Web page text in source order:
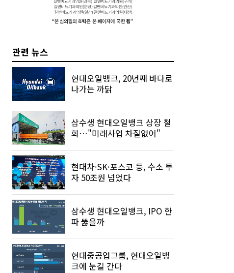
관련 뉴스
현대오일뱅크, 20년째 바다로
나가는 까닭
삼수생 현대오일뱅크 상장 철
회…"미래사업 차질없어"
현대차·SK·포스코 등, 수소 투
자 50조원 넘었다
삼수생 현대오일뱅크, IPO 한
파 뚫을까
현대중공업그룹, 현대오일뱅
크에 눈길 간다